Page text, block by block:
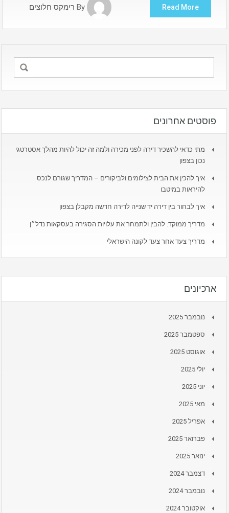
By רימקס חלוצים Read More
פוסטים אחרונים
מתי כדאי להשכיר דירה לפני מכירה ולמה זה יכול להיות מהלך אסטרטגי
נכון בצפון
איך להכין את הבית לצילומים ולביקורים – המדריך שגורם לנכס
להיראות במיטבו
איך לבחור בין דירה יד שנייה לדירה חדשה מקבלן בצפון
מדריך ממוקד: להבין ולתמחר את עלויות הסגירה בעסקאות נדל״ן
מדריך צעד אחר צעד לקונה הישראלי
ארכיונים
נובמבר 2025
ספטמבר 2025
אוגוסט 2025
יולי 2025
יוני 2025
מאי 2025
אפריל 2025
פברואר 2025
ינואר 2025
דצמבר 2024
נובמבר 2024
אוקטובר 2024